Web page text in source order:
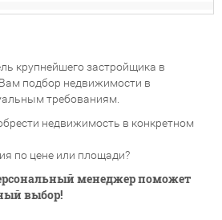
крупнейшего застройщика в
подбор недвижимости в
требованиям.
недвижимость в конкретном
по цене или площади?
менеджер поможет
выбор!